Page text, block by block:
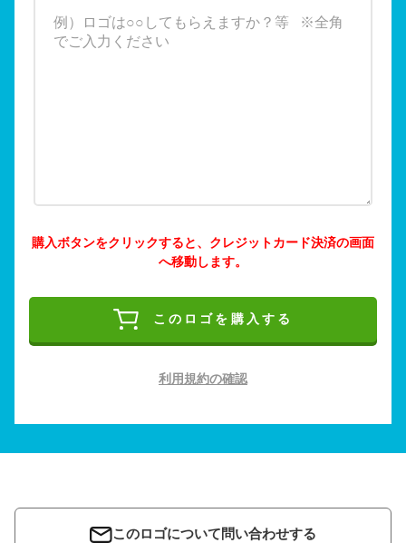
購入ボタンをクリックすると、クレジットカード決済の画面
へ移動します。
このロゴを購入する
利用規約の確認
このロゴについて問い合わせする